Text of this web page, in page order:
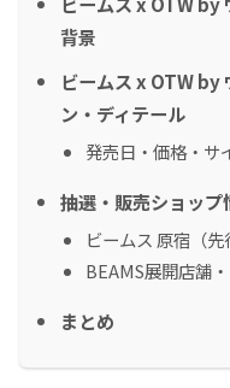
背景
ビームス x OTW by
ン・ディテール
発売日・価格・サ
抽選・販売ショップ
ビームス 原宿（先
BEAMS展開店舗
まとめ